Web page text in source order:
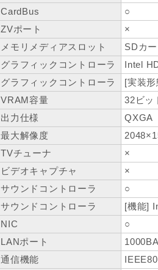
CardBus
○
ZVポート
×
メモリメディアスロット
SDカ
グラフィックコントローラ
Intel
グラフィックコントローラ
[実装
VRAM容量
32ビッ
出力仕様
QXGA
最大解像度
TVチューナ
×
ビデオキャプチャ
×
サウンドコントローラ
○
サウンドコントローラ
[機能]
NIC
○
LANポート
通信機能